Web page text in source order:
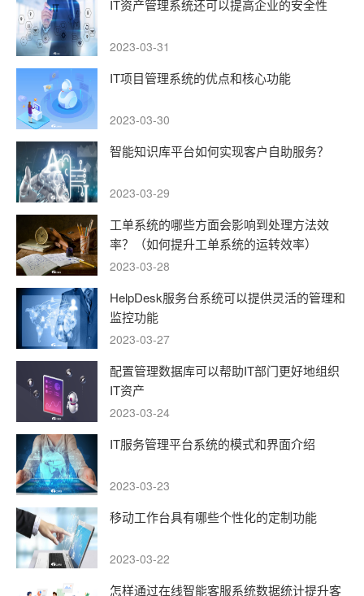
IT资产管理系统还可以提高企业的安全性
2023-03-31
IT项目管理系统的优点和核心功能
2023-03-30
智能知识库平台如何实现客户自助服务？
2023-03-29
工单系统的哪些方面会影响到处理方法效
率？（如何提升工单系统的运转效率）
2023-03-28
HelpDesk服务台系统可以提供灵活的管理和
监控功能
2023-03-27
配置管理数据库可以帮助IT部门更好地组织
IT资产
2023-03-24
IT服务管理平台系统的模式和界面介绍
2023-03-23
移动工作台具有哪些个性化的定制功能
2023-03-22
怎样通过在线智能客服系统数据统计提升客